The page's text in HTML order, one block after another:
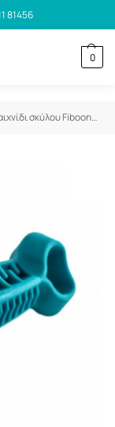
81456
0
σκύλου Fiboone Dental Light Blue 19εκ Γαλάζιο